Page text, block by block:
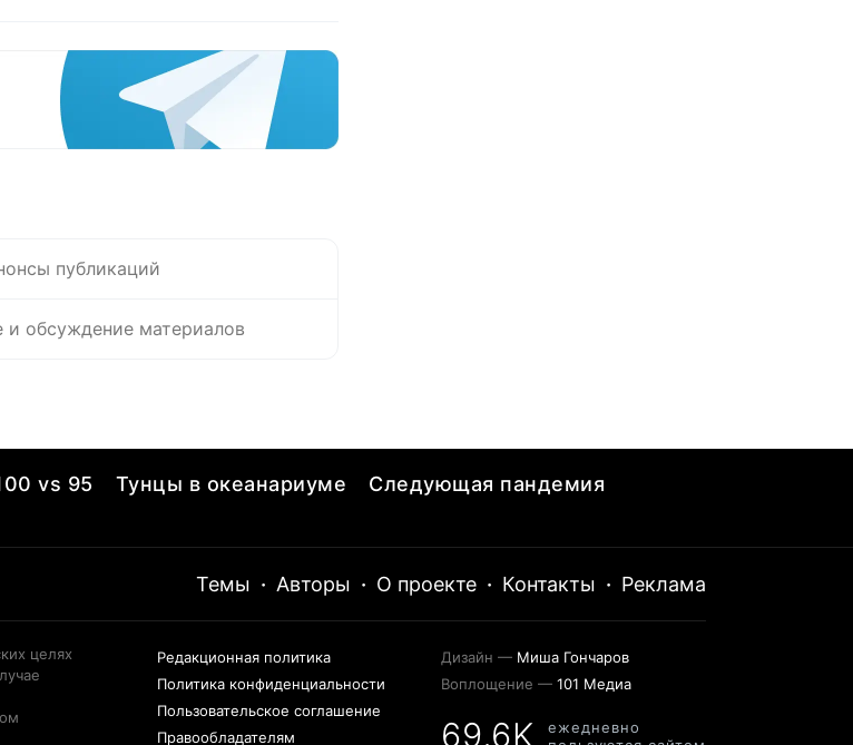
публикаций
обсуждение материалов
vs 95 Тунцы в океанариуме
Следующая пандемия
Темы · Авторы · О проекте · Контакты · Реклама
целях
Редакционная политика
Политика конфиденциальности
Пользовательское соглашение
Правообладателям
Дизайн — Миша Гончаров
Воплощение — 101 Медиа
69,6K
ежедневно